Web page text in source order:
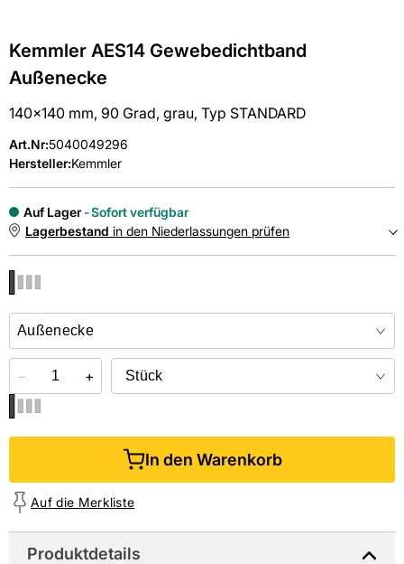
Kemmler AES14 Gewebedichtband
Außenecke
140x140 mm, 90 Grad, grau, Typ STANDARD
Art.Nr:5040049296
Hersteller:Kemmler
Auf Lager
Sofort verfügbar
Lagerbestand in den Niederlassungen prüfen
Online kaufen &
− +
In den Warenkorb
Auf die Merkliste
Produktdetails